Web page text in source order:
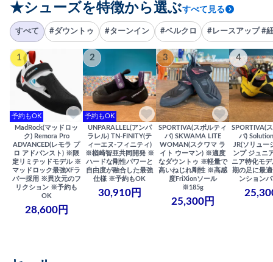
★シューズを特徴から選ぶすべて見る
すべて #ダウントゥ #ターンイン #ベルクロ #レースアップ #
1
予約もOK
MadRock(マッドロッ
ク) Remora Pro
ADVANCED(レモラ プ
ロ アドバンスト) ※限
定リミテッドモデル ※
マッドロック最強XFラ
バー採用 ※異次元のフ
リクション ※予約も
OK
28,600円
2
予約もOK
UNPARALLEL(アンパ
ラレル) TN-FINITY(テ
ィーエヌ-フィニティ)
※楢崎智亜共同開発 ※
ハードな剛性パワーと
自由度が融合した最強
仕様 ※予約もOK
30,910円
3
SPORTIVA(スポルティ
バ) SKWAMA LITE
WOMAN(スクワマ ラ
イト ウーマン) ※適度
なダウントゥ ※軽量で
高いねじれ剛性 ※高感
度FriXionソール
※185g
25,300円
4
SPORTIVA(
バ)
JR(ソリュー
ンプ ジュニ
ニア特化モ
期の足に最
ンション